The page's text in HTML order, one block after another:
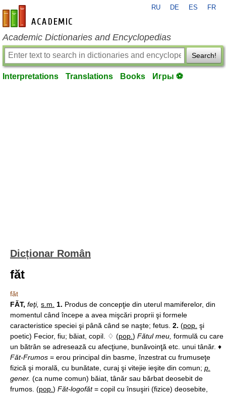
en-academic.com
RU DE ES FR
Academic Dictionaries and Encyclopedias
Search!
Interpretations Translations Books Игры ⚽
Dicționar Român
făt
făt
FĂT, feţi, s.m. 1. Produs de concepţie din uterul mamiferelor, din
momentul când începe a avea mişcări proprii şi formele
caracteristice speciei şi până când se naşte; fetus. 2. (pop. şi
poetic) Fecior, fiu; băiat, copil. ♢ (pop. ) Fătul meu, formulă cu care
un bătrân se adresează cu afecţiune, bunăvoinţă etc. unui tânăr. ♦
Făt-Frumos = erou principal din basme, înzestrat cu frumuseţe
fizică şi morală, cu bunătate, curaj şi vitejie ieşite din comun; p.
gener. (ca nume comun) băiat, tânăr sau bărbat deosebit de
frumos. (pop. ) Făt-logofăt= copil cu însuşiri (fizice) deosebite,